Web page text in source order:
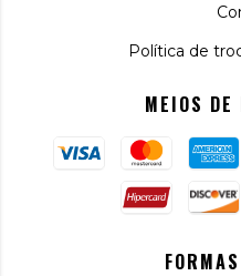
Política de
MEIOS DE